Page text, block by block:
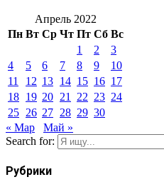
Апрель 2022
Пн Вт Ср Чт Пт Сб Вс
1
2
3
4
5 6 7 8 9
10
11
12 13 14 15 16 17
18 19 20 21 22 23 24
25 26 27 28 29 30
« Мар
Май »
Search for:
Рубрики